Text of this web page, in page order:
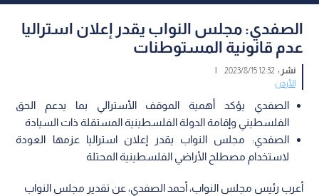
الصفدي: مجلس النواب يقدر إعلان استراليا
عدم قانونية المستوطنات
نشر :12:32 2023/8/15
|
الأردن
الصفدي يؤكد أهمية الموقف الأسترالي بما يدعم الحق
الفلسطيني وإقامة الدولة الفلسطينية المستقلة ذات السيادة
الصفدي: مجلس النواب يقدر إعلان استراليا عزمها العودة
لاستخدام مصطلح الأراضي الفلسطينية المحتلة
أعرب رئيس مجلس النواب، أحمد الصفدي، عن تقدير مجلس النواب